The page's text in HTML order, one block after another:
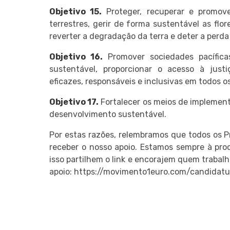
Objetivo 15. Proteger, recuperar e
terrestres, gerir de forma sustentável as
reverter a degradação da terra e deter a
Objetivo 16. Promover sociedades
sustentável, proporcionar o acesso à
eficazes, responsáveis e inclusivas em todos
Objetivo 17. Fortalecer os meios de
desenvolvimento sustentável.
Por estas razões, relembramos que todos os
receber o nosso apoio. Estamos sempre à
isso partilhem o link e encorajem quem
apoio: https://movimento1euro.com/